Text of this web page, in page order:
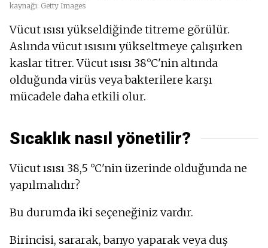
kaynağı: Getty Images
Vücut ısısı yükseldiğinde titreme görülür.
Aslında vücut ısısını yükseltmeye çalışırken
kaslar titrer. Vücut ısısı 38°C'nin altında
olduğunda virüs veya bakterilere karşı
mücadele daha etkili olur.
Sıcaklık nasıl yönetilir?
Vücut ısısı 38,5 °C'nin üzerinde olduğunda ne
yapılmalıdır?
Bu durumda iki seçeneğiniz vardır.
Birincisi, sararak, banyo yaparak veya duş